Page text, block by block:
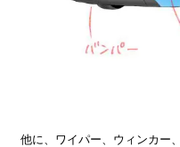
他に、ワイパー、ウィンカー